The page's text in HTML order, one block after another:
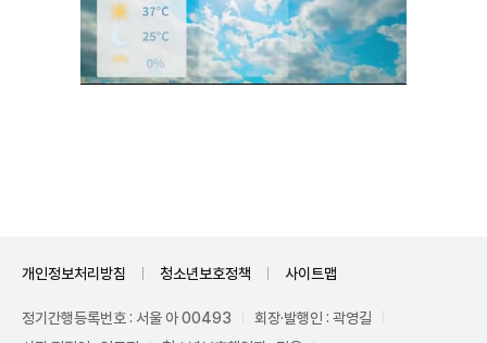
개인정보처리방침 청소년보호정책 사이트맵
정기간행등록번호 : 서울 아 00493
회장·발행인 : 곽영길